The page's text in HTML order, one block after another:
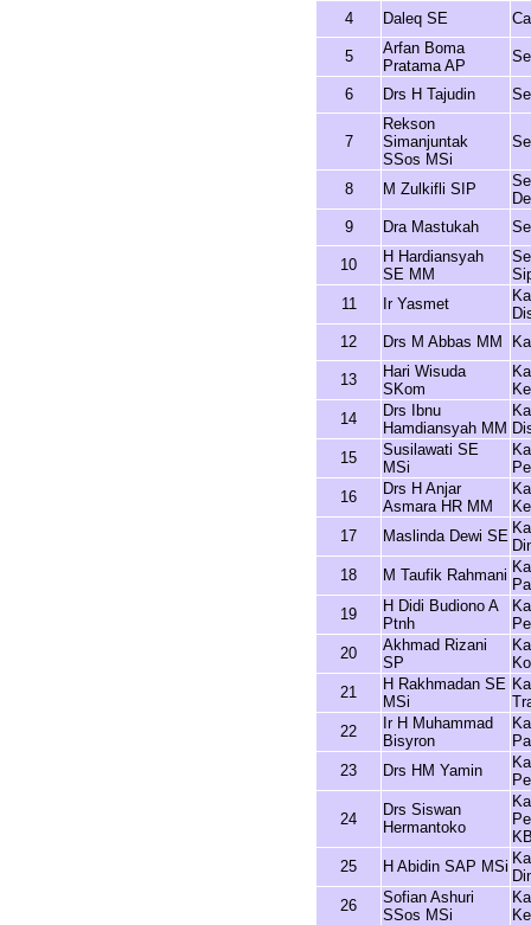
4 Daleq SE
5
Arfan Boma
Pratama AP
6 Drs H Tajudin
7
Rekson
Simanjuntak
SSos MSi
8 M Zulkifli SIP
9
Dra Mastukah
10
H Hardiansyah
SE MM
11
Ir Yasmet
12
Drs M Abbas MM
13
Hari Wisuda
SKom
14
Drs Ibnu
Hamdiansyah MM
15
Susilawati SE
MSi
16
Drs H Anjar
Asmara HR MM
17
Maslinda Dewi SE
18
M Taufik Rahmani
19
H Didi Budiono A
Ptnh
20
Akhmad Rizani
SP
21
H Rakhmadan SE
MSi
22
Ir H Muhammad
Bisyron
23
Drs HM Yamin
24
Drs Siswan
Hermantoko
25
H Abidin SAP MSi
26
Sofian Ashuri
SSos MSi